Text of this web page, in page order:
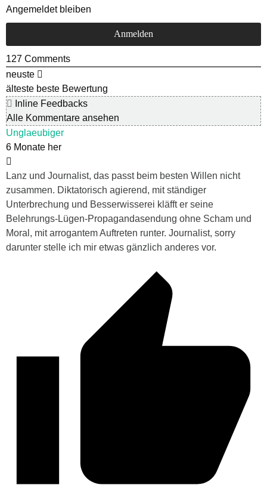
Angemeldet bleiben
127 Comments
neuste
älteste beste Bewertung
Inline Feedbacks
Alle Kommentare ansehen
Unglaeubiger
6 Monate her
Lanz und Journalist, das passt beim besten Willen nicht
zusammen. Diktatorisch agierend, mit ständiger
Unterbrechung und Besserwisserei kläfft er seine
Belehrungs-Lügen-Propagandasendung ohne Scham und
Moral, mit arrogantem Auftreten runter. Journalist, sorry
darunter stelle ich mir etwas gänzlich anderes vor.